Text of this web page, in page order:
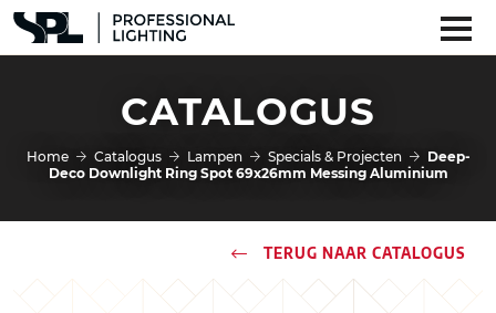
CATALOGUS
Home Catalogus Lampen Specials & Projecten
Deep-
Deco Downlight Ring Spot 69x26mm Messing Aluminium
TERUG NAAR CATALOGUS